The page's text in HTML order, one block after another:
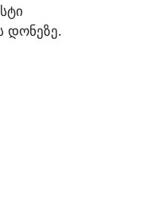
დონეზე.